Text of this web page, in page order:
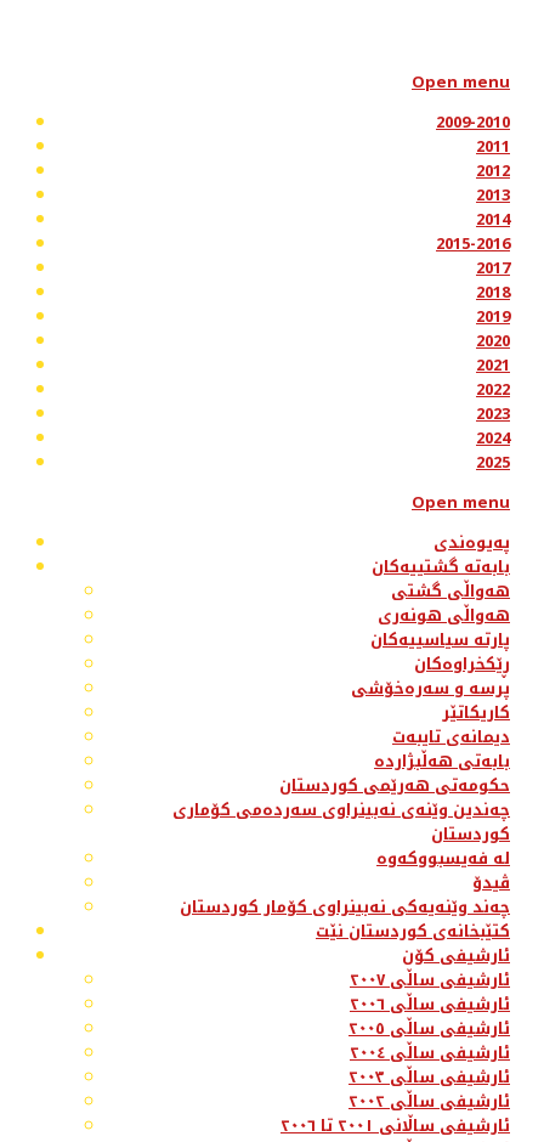
Open menu
2009-2010
2011
2012
2013
2014
2015-2016
2017
2018
2019
2020
2021
2022
2023
2024
2025
Open menu
پەیوەندی
بابەتە گشتییەکان
هەواڵی گشتی
هەواڵی هونەری
پارتە سیاسییەکان
ڕێکخراوەکان
پرسە و سەرەخۆشی
کاریکاتێر
دیمانەی تایبەت
بابەتی هەڵبژاردە
حکومەتی هەرێمی کوردستان
چەندین وێنەی نەبینراوی سەردەمی کۆماری
کوردستان
لە فەیسبووکەوە
ڤیدۆ
چەند وێنەیەکی نەبینراوی کۆمار کوردستان
کتێبخانەی کوردستان نێت
ئارشیفی کۆن
ئارشیفی ساڵی ٢٠٠٧
ئارشیفی ساڵی ٢٠٠٦
ئارشیفی ساڵی ٢٠٠٥
ئارشیفی ساڵی ٢٠٠٤
ئارشیفی ساڵی ٢٠٠٣
ئارشیفی ساڵی ٢٠٠٢
ئارشیفی ساڵانی ٢٠٠١ تا ٢٠٠٦